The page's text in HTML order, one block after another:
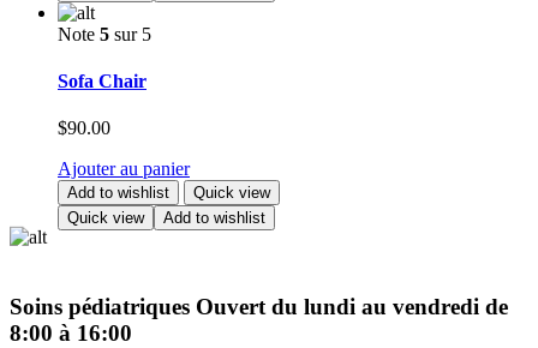
Note 5 sur 5
Sofa Chair
$90.00
Ajouter au panier
Add to wishlist
Quick view
Quick view
Add to wishlist
Soins pédiatriques Ouvert du lundi au vendredi de
8:00 à 16:00